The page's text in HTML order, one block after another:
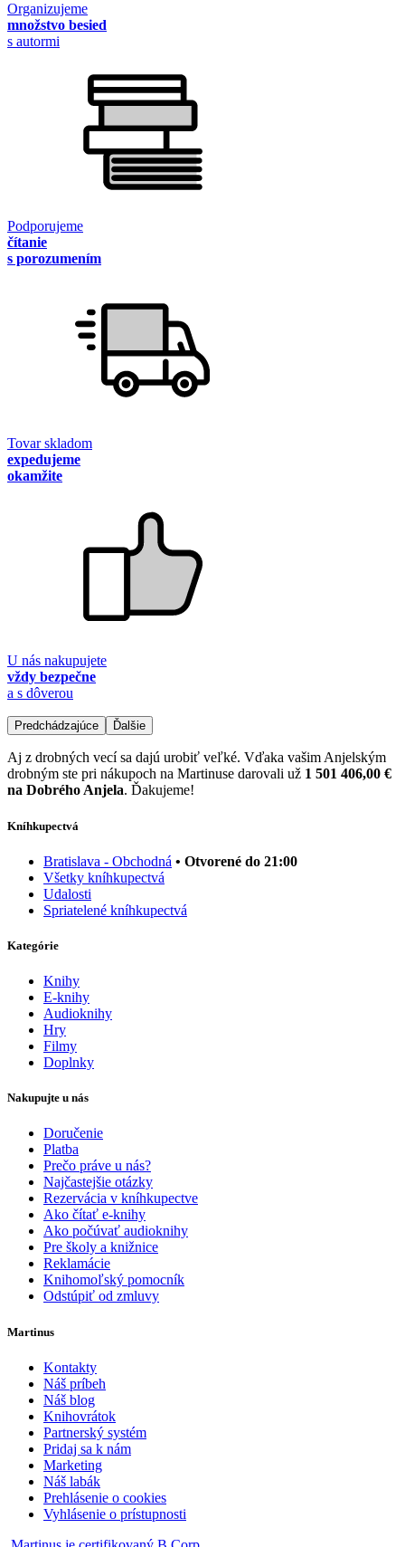
Organizujeme
množstvo besied
s autormi
Podporujeme
čítanie
s porozumením
Tovar skladom
expedujeme
okamžite
U nás nakupujete
vždy bezpečne
a s dôverou
Predchádzajúce Ďalšie
Aj z drobných vecí sa dajú urobiť veľké. Vďaka vašim Anjelským
drobným ste pri nákupoch na Martinuse darovali už 1 501 406,00 €
na Dobrého Anjela. Ďakujeme!
Kníhkupectvá
Bratislava - Obchodná • Otvorené do 21:00
Všetky kníhkupectvá
Udalosti
Spriatelené kníhkupectvá
Kategórie
Knihy
E-knihy
Audioknihy
Hry
Filmy
Doplnky
Nakupujte u nás
Doručenie
Platba
Prečo práve u nás?
Najčastejšie otázky
Rezervácia v kníhkupectve
Ako čítať e-knihy
Ako počúvať audioknihy
Pre školy a knižnice
Reklamácie
Knihomoľský pomocník
Odstúpiť od zmluvy
Martinus
Kontakty
Náš príbeh
Náš blog
Knihovrátok
Partnerský systém
Pridaj sa k nám
Marketing
Náš labák
Prehlásenie o cookies
Vyhlásenie o prístupnosti